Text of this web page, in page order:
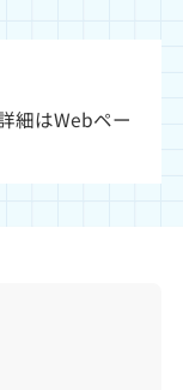
細はWebペー